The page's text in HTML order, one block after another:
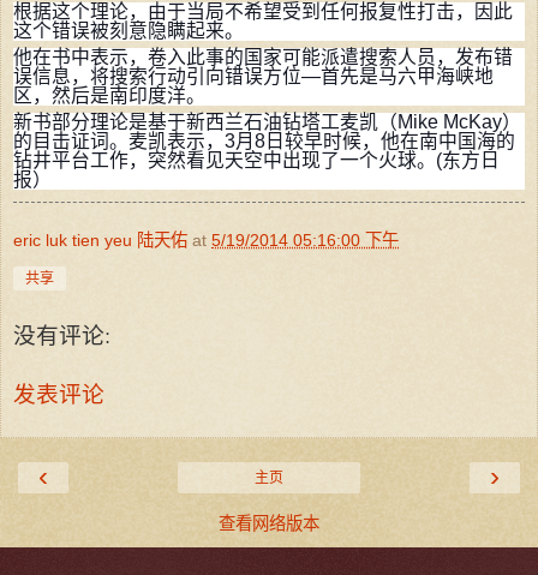
根据这个理论，由于当局不希望受到任何报复性打击，因此
这个错误被刻意隐瞒起来。
他在书中表示，卷入此事的国家可能派遣搜索人员，发布错
误信息，将搜索行动引向错误方位—首先是马六甲海峡地
区，然后是南印度洋。
新书部分理论是基于新西兰石油钻塔工麦凯（Mike McKay）
的目击证词。麦凯表示，3月8日较早时候，他在南中国海的
钻井平台工作，突然看见天空中出现了一个火球。(东方日
报）
eric luk tien yeu 陆天佑 at 5/19/2014 05:16:00 下午
共享
没有评论:
发表评论
‹ ›
主页
查看网络版本